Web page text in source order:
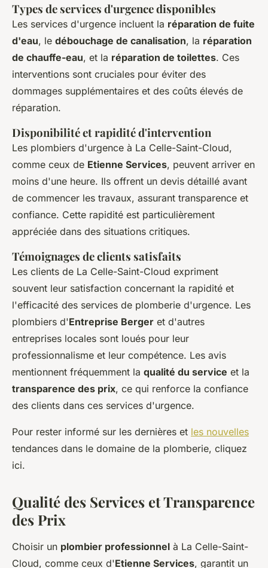
Types de services d'urgence disponibles
Les services d'urgence incluent la réparation de fuite
d'eau, le débouchage de canalisation, la réparation
de chauffe-eau, et la réparation de toilettes. Ces
interventions sont cruciales pour éviter des
dommages supplémentaires et des coûts élevés de
réparation.
Disponibilité et rapidité d'intervention
Les plombiers d'urgence à La Celle-Saint-Cloud,
comme ceux de Etienne Services, peuvent arriver en
moins d'une heure. Ils offrent un devis détaillé avant
de commencer les travaux, assurant transparence et
confiance. Cette rapidité est particulièrement
appréciée dans des situations critiques.
Témoignages de clients satisfaits
Les clients de La Celle-Saint-Cloud expriment
souvent leur satisfaction concernant la rapidité et
l'efficacité des services de plomberie d'urgence. Les
plombiers d'Entreprise Berger et d'autres
entreprises locales sont loués pour leur
professionnalisme et leur compétence. Les avis
mentionnent fréquemment la qualité du service et la
transparence des prix, ce qui renforce la confiance
des clients dans ces services d'urgence.
Pour rester informé sur les dernières et les nouvelles
tendances dans le domaine de la plomberie, cliquez
ici.
Qualité des Services et Transparence
des Prix
Choisir un plombier professionnel à La Celle-Saint-
Cloud, comme ceux d'Etienne Services, garantit un